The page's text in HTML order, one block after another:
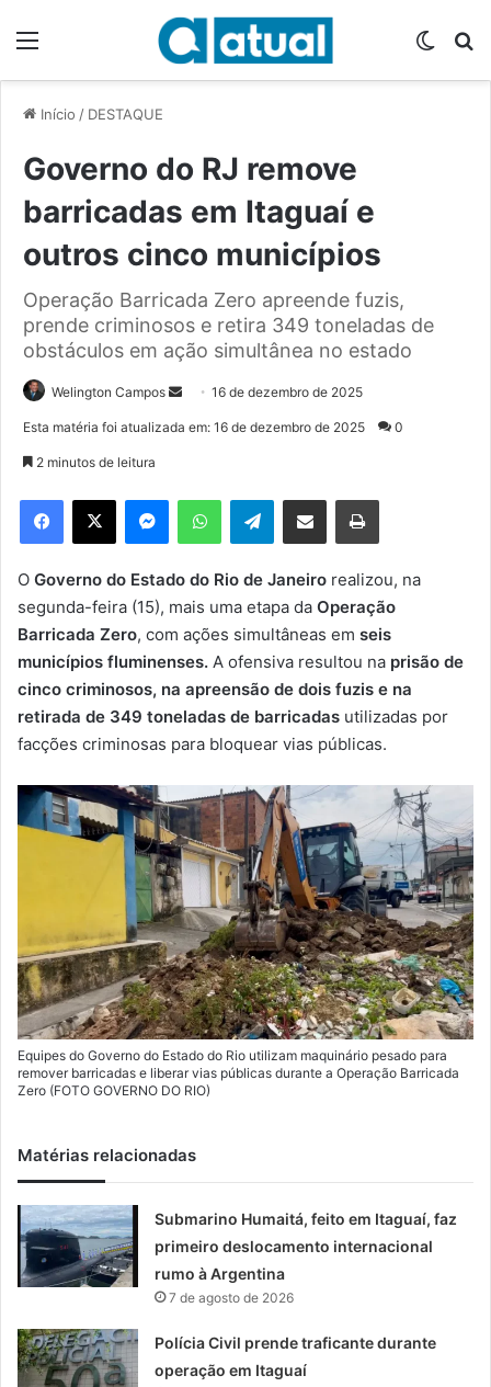
Início / DESTAQUE
Governo do RJ remove
barricadas em Itaguaí e
outros cinco municípios
Operação Barricada Zero apreende fuzis,
prende criminosos e retira 349 toneladas de
obstáculos em ação simultânea no estado
Welington Campos
e
m
e
-
m
l
16 de dezembro de 2025
Esta matéria foi atualizada em: 16 de dezembro de 2025 0
2 minutos de leitura
Telegram
O Governo do Estado do Rio de Janeiro realizou, na
segunda-feira (15), mais uma etapa da Operação
Barricada Zero, com ações simultâneas em seis
municípios fluminenses. A ofensiva resultou na prisão de
cinco criminosos, na apreensão de dois fuzis e na
retirada de 349 toneladas de barricadas utilizadas por
facções criminosas para bloquear vias públicas.
Equipes do Governo do Estado do Rio utilizam maquinário pesado para
remover barricadas e liberar vias públicas durante a Operação Barricada
Zero (FOTO GOVERNO DO RIO)
Matérias relacionadas
Submarino Humaitá, feito em Itaguaí, faz
primeiro deslocamento internacional
rumo à Argentina
7 de agosto de 2026
Polícia Civil prende traficante durante
operação em Itaguaí